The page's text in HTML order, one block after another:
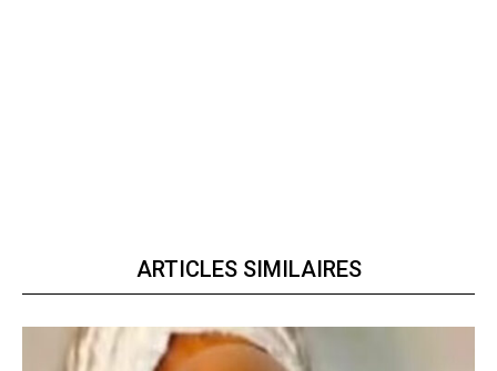
ARTICLES SIMILAIRES